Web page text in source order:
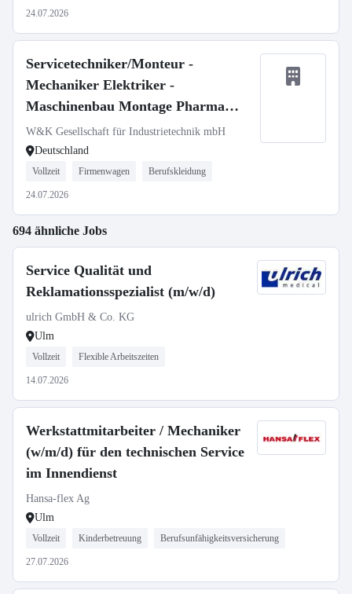
24.07.2026
Servicetechniker/Monteur -
Mechaniker Elektriker -
Maschinenbau Montage Pharma
Medizintechnik (m/w/d)
W&K Gesellschaft für Industrietechnik mbH
Deutschland
Vollzeit Firmenwagen Berufskleidung
24.07.2026
694 ähnliche Jobs
Service Qualität und
Reklamationsspezialist (m/w/d)
ulrich GmbH & Co. KG
Ulm
Vollzeit Flexible Arbeitszeiten
14.07.2026
Werkstattmitarbeiter / Mechaniker
(w/m/d) für den technischen Service
im Innendienst
Hansa-flex Ag
Ulm
Vollzeit Kinderbetreuung Berufsunfähigkeitsversicherung
27.07.2026